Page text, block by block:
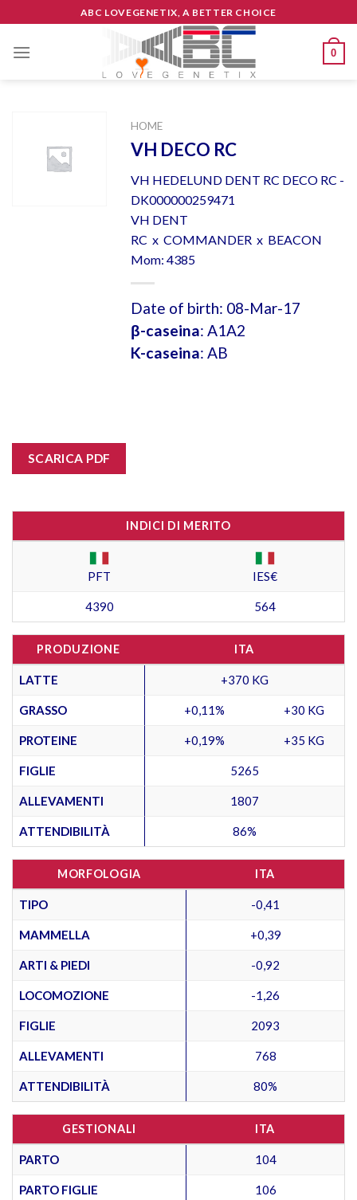
to
content
ABC LOVEGENETIX, A BETTER CHOICE
0
HOME
VH DECO RC
VH HEDELUND DENT RC DECO RC -
DK000000259471
VH DENT
RC x COMMANDER x BEACON
Mom: 4385
Date of birth: 08-Mar-17
β-caseina: A1A2
K-caseina: AB
SCARICA PDF
INDICI DI MERITO
PFT IES€
4390 564
PRODUZIONE ITA
LATTE +370 KG
GRASSO +0,11% +30 KG
PROTEINE +0,19% +35 KG
FIGLIE 5265
ALLEVAMENTI 1807
ATTENDIBILITÀ 86%
MORFOLOGIA ITA
TIPO -0,41
MAMMELLA +0,39
ARTI & PIEDI -0,92
LOCOMOZIONE -1,26
FIGLIE 2093
ALLEVAMENTI 768
ATTENDIBILITÀ 80%
GESTIONALI ITA
PARTO 104
PARTO FIGLIE 106